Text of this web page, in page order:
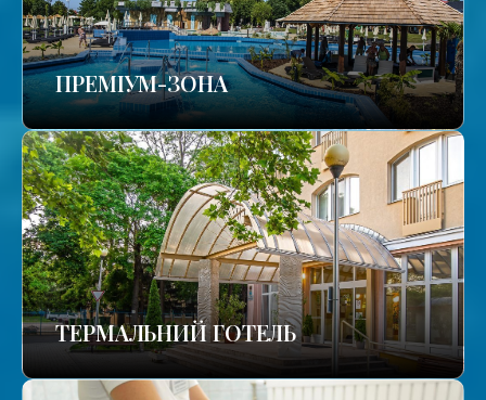
ПРЕМІУМ-ЗОНА
ТЕРМАЛЬНИЙ ГОТЕЛЬ